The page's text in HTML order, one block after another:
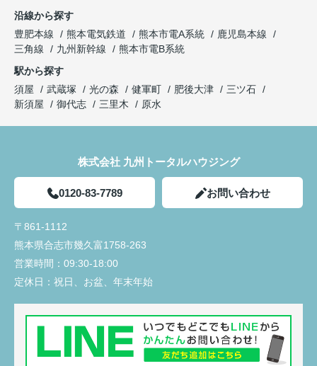
沿線から探す
豊肥本線
熊本電気鉄道 熊本市電A系統
鹿児島本線
三角線
九州新幹線
熊本市電B系統
駅から探す
須屋
武蔵塚 光の森 健軍町 肥後大津
三ツ石
新須屋
御代志 三里木 原水
株式会社 九州トータルハウジング
0120-83-7789 お問い合わせ
〒861-1112
熊本県合志市幾久富1758-263
営業時間： 09:30-18:00
定休日： 祝日、お盆、年末年始